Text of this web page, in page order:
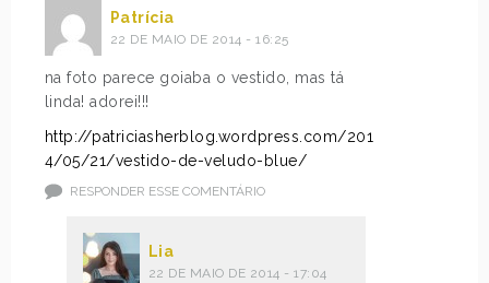
Patrícia
22 DE MAIO DE 2014 - 16:25
na foto parece goiaba o vestido, mas tá
linda! adorei!!!
http://patriciasherblog.wordpress.com/201
4/05/21/vestido-de-veludo-blue/
RESPONDER ESSE COMENTÁRIO
Lia
22 DE MAIO DE 2014 - 17:04